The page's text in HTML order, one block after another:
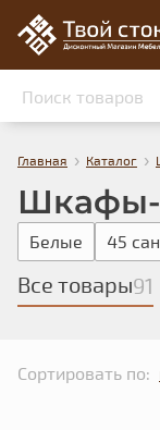
Главная › Каталог ›
Шкафы-
Белые 45
Все товары91
Сортировать по: